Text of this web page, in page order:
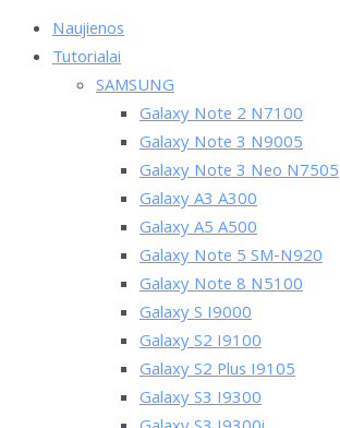
Naujienos
Tutorialai
SAMSUNG
Galaxy Note 2 N7100
Galaxy Note 3 N9005
Galaxy Note 3 Neo N7505
Galaxy A3 A300
Galaxy A5 A500
Galaxy Note 5 SM-N920
Galaxy Note 8 N5100
Galaxy S I9000
Galaxy S2 I9100
Galaxy S2 Plus I9105
Galaxy S3 I9300